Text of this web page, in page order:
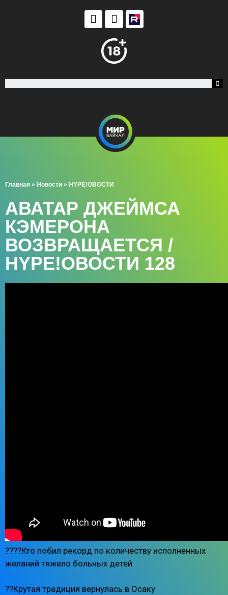
Главная » Новости » HYPE!ОВОСТИ
АВАТАР ДЖЕЙМСА
КЭМЕРОНА
ВОЗВРАЩАЕТСЯ /
HYPE!ОВОСТИ 128
????Кто побил рекорд по количеству исполненных
желаний тяжело больных детей
??Крутая традиция вернулась в Осаку